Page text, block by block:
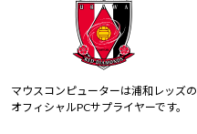
マウスコンピューターは浦和レッズの
オフィシャルPCサプライヤーです。